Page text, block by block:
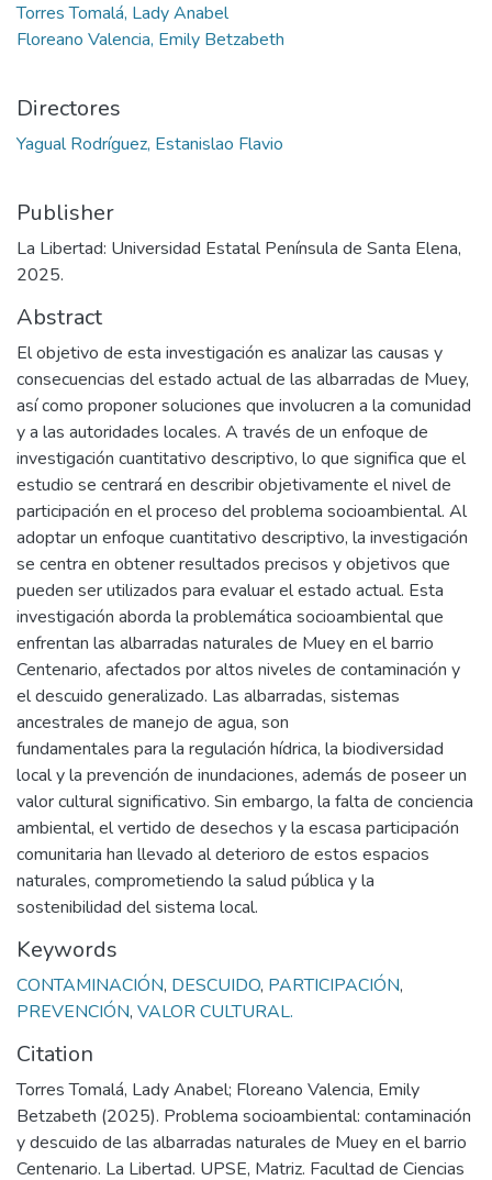
Torres Tomalá, Lady Anabel
Floreano Valencia, Emily Betzabeth
Directores
Yagual Rodríguez, Estanislao Flavio
Publisher
La Libertad: Universidad Estatal Península de Santa Elena,
2025.
Abstract
El objetivo de esta investigación es analizar las causas y
consecuencias del estado actual de las albarradas de Muey,
así como proponer soluciones que involucren a la comunidad
y a las autoridades locales. A través de un enfoque de
investigación cuantitativo descriptivo, lo que significa que el
estudio se centrará en describir objetivamente el nivel de
participación en el proceso del problema socioambiental. Al
adoptar un enfoque cuantitativo descriptivo, la investigación
se centra en obtener resultados precisos y objetivos que
pueden ser utilizados para evaluar el estado actual. Esta
investigación aborda la problemática socioambiental que
enfrentan las albarradas naturales de Muey en el barrio
Centenario, afectados por altos niveles de contaminación y
el descuido generalizado. Las albarradas, sistemas
ancestrales de manejo de agua, son
fundamentales para la regulación hídrica, la biodiversidad
local y la prevención de inundaciones, además de poseer un
valor cultural significativo. Sin embargo, la falta de conciencia
ambiental, el vertido de desechos y la escasa participación
comunitaria han llevado al deterioro de estos espacios
naturales, comprometiendo la salud pública y la
sostenibilidad del sistema local.
Keywords
CONTAMINACIÓN, DESCUIDO, PARTICIPACIÓN,
PREVENCIÓN, VALOR CULTURAL.
Citation
Torres Tomalá, Lady Anabel; Floreano Valencia, Emily
Betzabeth (2025). Problema socioambiental: contaminación
y descuido de las albarradas naturales de Muey en el barrio
Centenario. La Libertad. UPSE, Matriz. Facultad de Ciencias